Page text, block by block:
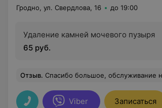
Гродно, ул. Свердлова, 16 до 19:00
Удаление камней мочевого пузыря
65 руб.
Отзыв. Спасибо большое, обслуживание на высшем
Viber Записаться